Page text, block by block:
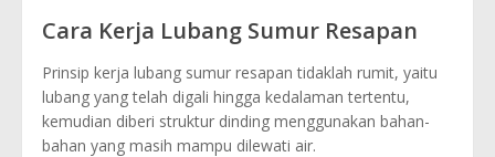
Cara Kerja Lubang Sumur Resapan
Prinsip kerja lubang sumur resapan tidaklah rumit, yaitu
lubang yang telah digali hingga kedalaman tertentu,
kemudian diberi struktur dinding menggunakan bahan-
bahan yang masih mampu dilewati air.